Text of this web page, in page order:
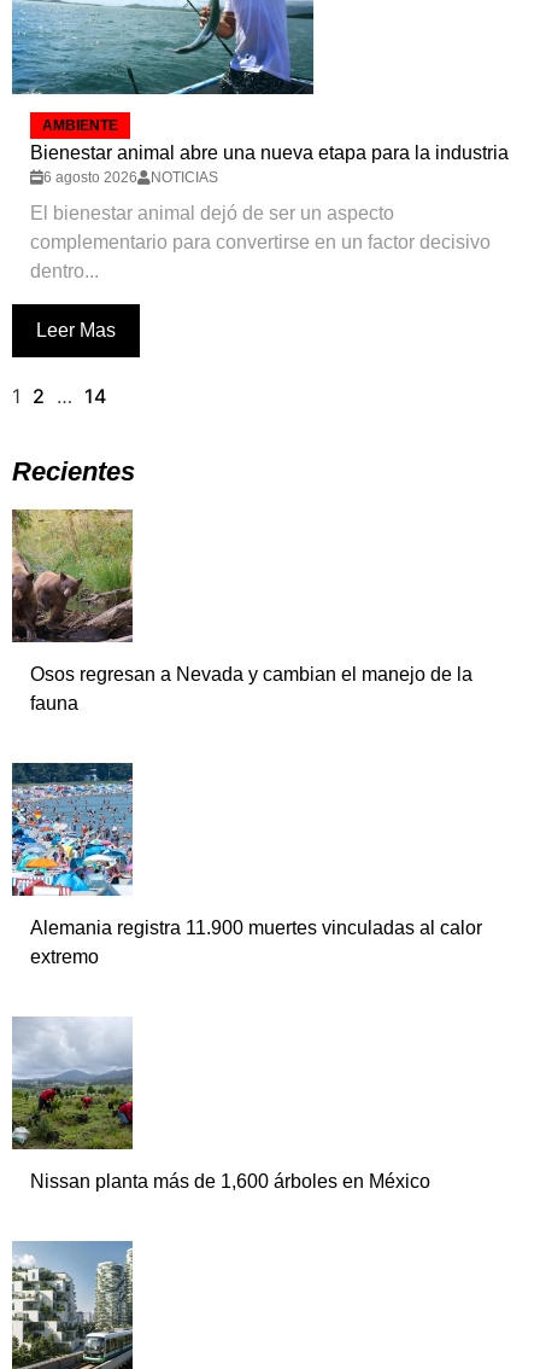
AMBIENTE
Bienestar animal abre una nueva etapa para la industria
6 agosto 2026 NOTICIAS
El bienestar animal dejó de ser un aspecto
complementario para convertirse en un factor decisivo
dentro...
Leer Mas
1 2 … 14
Recientes
Osos regresan a Nevada y cambian el manejo de la
fauna
Alemania registra 11.900 muertes vinculadas al calor
extremo
Nissan planta más de 1,600 árboles en México